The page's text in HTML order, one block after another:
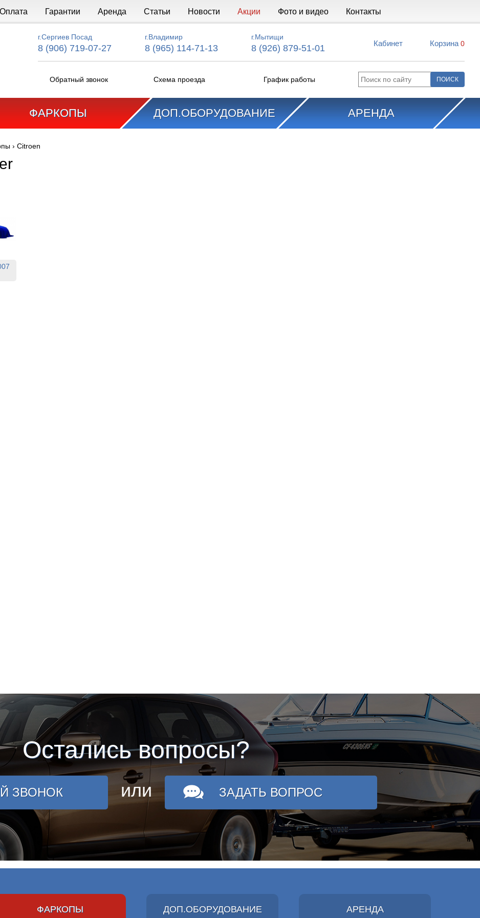
Оплата Гарантии Аренда Статьи Новости Акции Фото и видео Контакты
г.Сергиев Посад
8 (906) 719-07-27
г.Владимир
8 (965) 114-71-13
г.Мытищи
8 (926) 879-51-01 Кабинет Корзина 0
Обратный звонок Схема проезда График работы
ФАРКОПЫ ДОП.ОБОРУДОВАНИЕ АРЕНДА
› Citroen
Остались вопросы?
ЗВОНОК или ЗАДАТЬ ВОПРОС
ФАРКОПЫ ДОП.ОБОРУДОВАНИЕ АРЕНДА